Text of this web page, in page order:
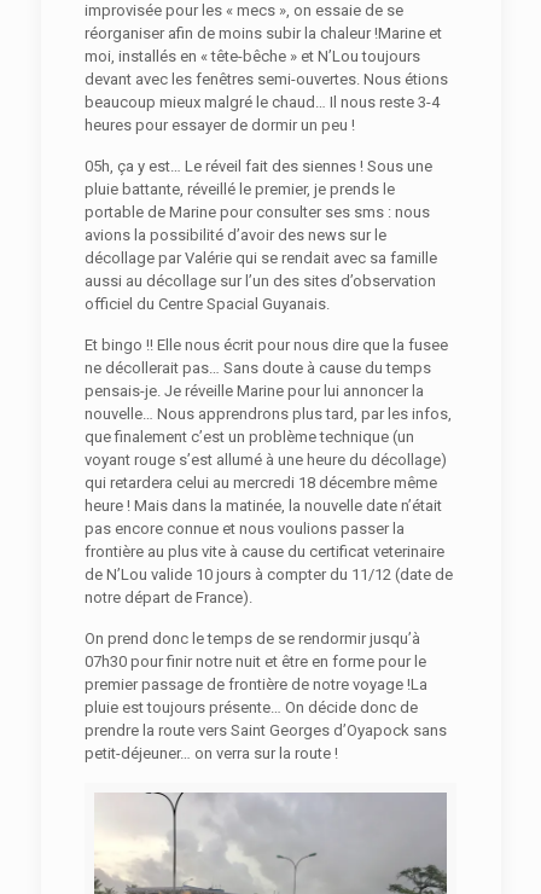
improvisée pour les « mecs », on essaie de se
réorganiser afin de moins subir la chaleur !Marine et
moi, installés en « tête-bêche » et N’Lou toujours
devant avec les fenêtres semi-ouvertes. Nous étions
beaucoup mieux malgré le chaud… Il nous reste 3-4
heures pour essayer de dormir un peu !
05h, ça y est… Le réveil fait des siennes ! Sous une
pluie battante, réveillé le premier, je prends le
portable de Marine pour consulter ses sms : nous
avions la possibilité d’avoir des news sur le
décollage par Valérie qui se rendait avec sa famille
aussi au décollage sur l’un des sites d’observation
officiel du Centre Spacial Guyanais.
Et bingo !! Elle nous écrit pour nous dire que la fusee
ne décollerait pas… Sans doute à cause du temps
pensais-je. Je réveille Marine pour lui annoncer la
nouvelle… Nous apprendrons plus tard, par les infos,
que finalement c’est un problème technique (un
voyant rouge s’est allumé à une heure du décollage)
qui retardera celui au mercredi 18 décembre même
heure ! Mais dans la matinée, la nouvelle date n’était
pas encore connue et nous voulions passer la
frontière au plus vite à cause du certificat veterinaire
de N’Lou valide 10 jours à compter du 11/12 (date de
notre départ de France).
On prend donc le temps de se rendormir jusqu’à
07h30 pour finir notre nuit et être en forme pour le
premier passage de frontière de notre voyage !La
pluie est toujours présente… On décide donc de
prendre la route vers Saint Georges d’Oyapock sans
petit-déjeuner… on verra sur la route !